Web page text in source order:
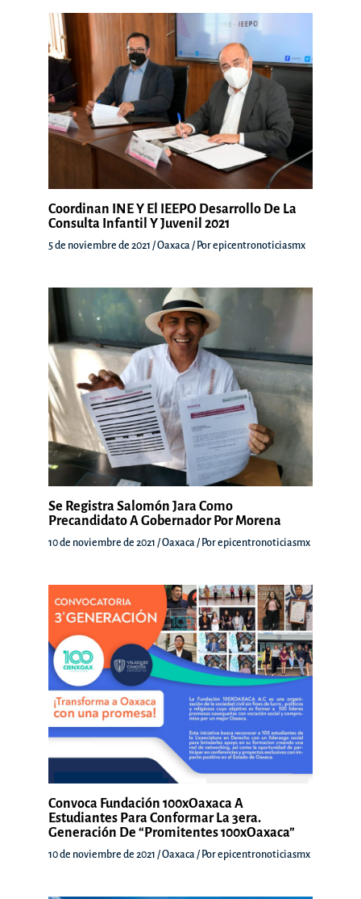
Coordinan INE Y El IEEPO Desarrollo De La
Consulta Infantil Y Juvenil 2021
5 de noviembre de 2021 /Oaxaca / Porepicentronoticiasmx
Se Registra Salomón Jara Como
Precandidato A Gobernador Por Morena
10 de noviembre de 2021 /Oaxaca / Porepicentronoticiasmx
Convoca Fundación 100xOaxaca A
Estudiantes Para Conformar La 3era.
Generación De “Promitentes 100xOaxaca”
10 de noviembre de 2021 /Oaxaca / Porepicentronoticiasmx